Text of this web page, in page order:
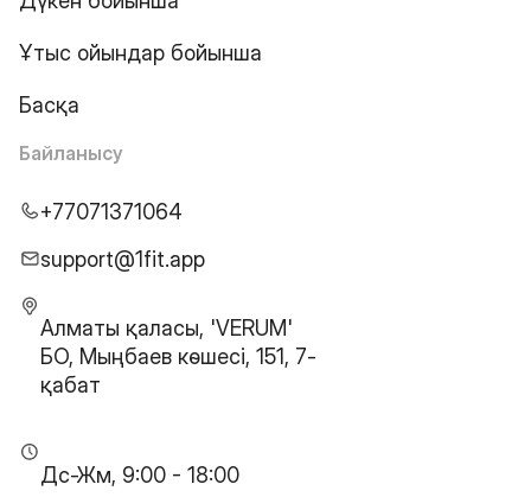
Ұтыс ойындар бойынша
Басқа
Байланысу
+77071371064
support@1fit.app
Алматы қаласы, 'VERUM'
БО, Мыңбаев көшесі, 151, 7-
қабат
Дс-Жм, 9:00 - 18:00